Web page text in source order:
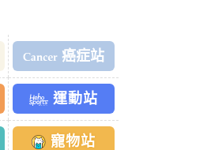
癌症站
運動站
寵物站